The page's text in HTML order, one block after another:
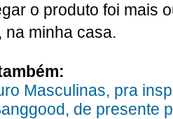
o produto foi mais
na minha casa.
Masculinas, pra
de presente